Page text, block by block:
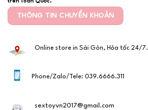
trên Toàn Quốc.
THÔNG TIN CHUYỂN KHOẢN
Online store in Sài Gòn, Hỏa tốc 24/7.
Phone/Zalo/Tele: 039.6666.311
sextoyvn2017@gmail.com